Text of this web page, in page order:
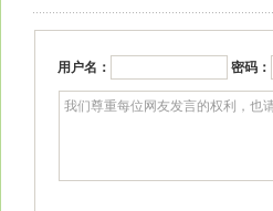
用户名： 密码：